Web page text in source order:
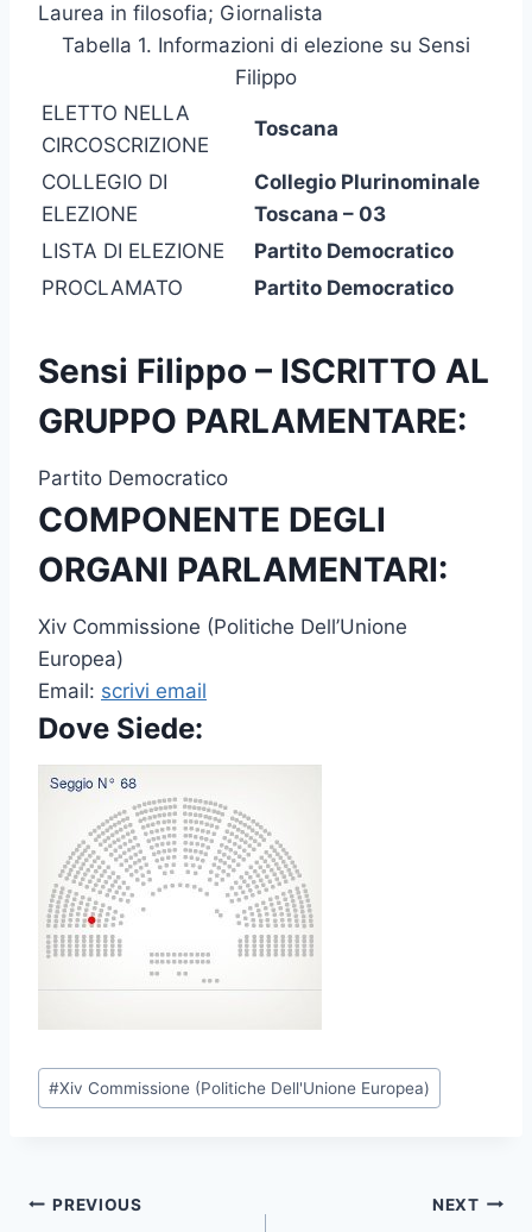
Laurea in filosofia; Giornalista
Tabella 1. Informazioni di elezione su Sensi
Filippo
ELETTO NELLA
CIRCOSCRIZIONE
Toscana
COLLEGIO DI
ELEZIONE
Collegio Plurinominale
Toscana – 03
LISTA DI ELEZIONE
Partito Democratico
PROCLAMATO
Partito Democratico
Sensi Filippo – ISCRITTO AL
GRUPPO PARLAMENTARE:
Partito Democratico
COMPONENTE DEGLI
ORGANI PARLAMENTARI:
Xiv Commissione (Politiche Dell’Unione
Europea)
Email: scrivi email
Dove Siede:
P
o
T
#Xiv Commissione (Politiche Dell'Unione Europea)
Post
PREVIOUS NEXT